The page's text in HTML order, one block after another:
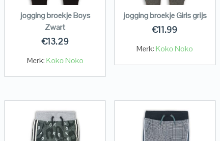
jogging broekje Boys
Zwart
€13.29
Merk:Koko Noko
jogging broekje Girls grijs
€11.99
Merk:Koko Noko